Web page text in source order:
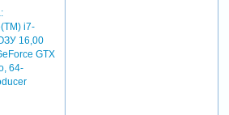
i7-
16,00
GTX
64-